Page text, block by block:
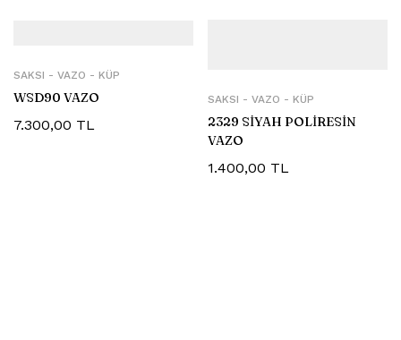
SAKSI - VAZO - KÜP
WSD90 VAZO
7.300,00 TL
SAKSI - VAZO - KÜP
2329 SİYAH POLİRESİN
VAZO
1.400,00 TL